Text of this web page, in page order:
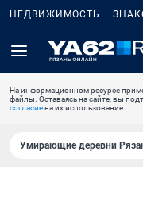
НЕДВИЖИМОСТЬ
На информационном ресурсе
файлы. Оставаясь на сайте, вы
согласиена их использование.
Умирающие деревни